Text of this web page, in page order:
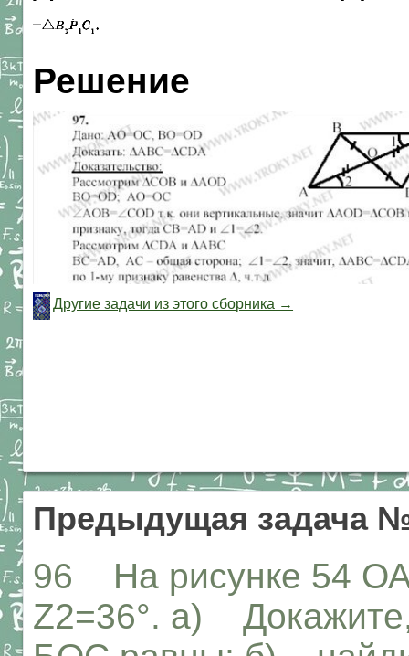
Решение
Другие задачи из этого сборника →
Предыдущая задача
96 На рисунке 54
Z2=36°. а)